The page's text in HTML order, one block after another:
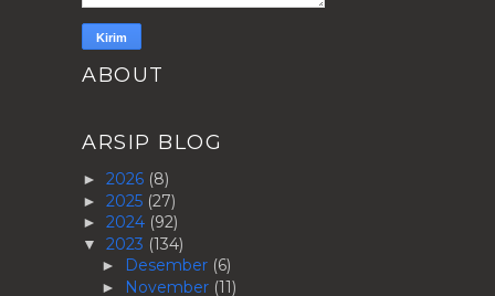
ABOUT
ARSIP BLOG
► 2026 (8)
► 2025 (27)
► 2024 (92)
▼ 2023 (134)
► Desember (6)
► November (11)